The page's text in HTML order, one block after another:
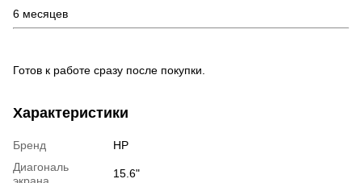
6 месяцев
Готов к работе сразу после покупки.
Характеристики
Бренд
HP
Диагональ
экрана
15.6"